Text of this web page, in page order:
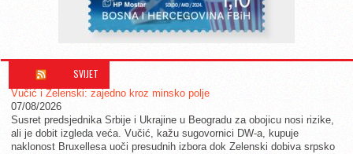
SVIJET
Vučić i Zelenski: zajedno kroz minsko polje
07/08/2026
Susret predsjednika Srbije i Ukrajine u Beogradu za obojicu nosi rizike,
ali je dobit izgleda veća. Vučić, kažu sugovornici DW-a, kupuje
naklonost Bruxellesa uoči presudnih izbora dok Zelenski dobiva srpsko